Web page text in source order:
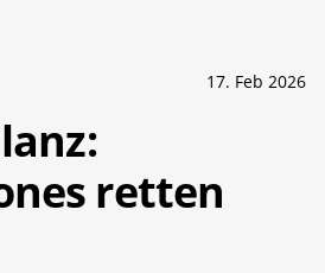
17. Feb 2026
retten